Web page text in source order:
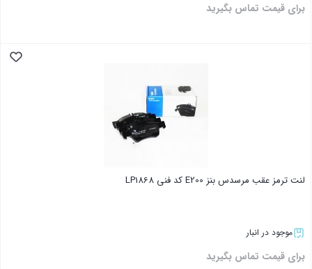
برای قیمت تماس بگیرید
لنت ترمز عقب مرسدس بنز E200 کد فنی LP1868
موجود در انبار
برای قیمت تماس بگیرید